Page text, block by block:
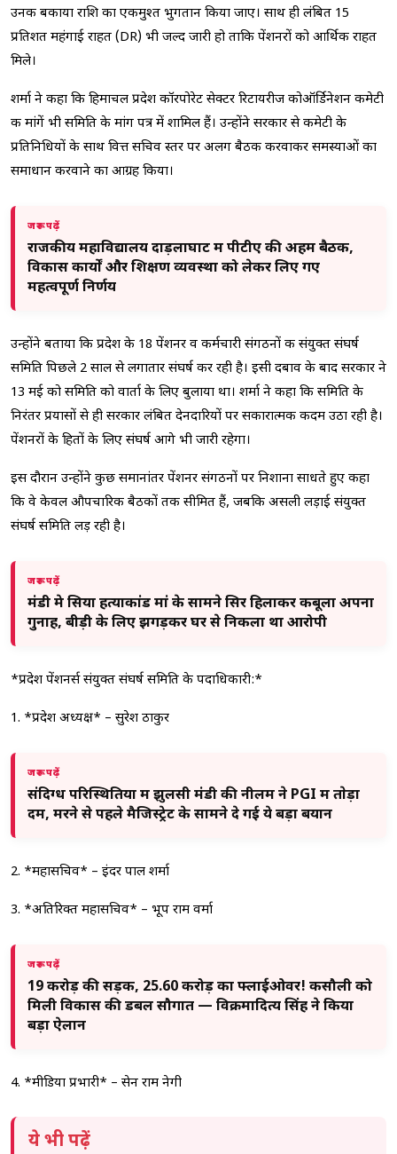
उनकी बकाया राशि का एकमुश्त भुगतान किया जाए। साथ ही लंबित 15
प्रतिशत महंगाई राहत (DR) भी जल्द जारी हो ताकि पेंशनरों को आर्थिक राहत
मिले।
शर्मा ने कहा कि हिमाचल प्रदेश कॉरपोरेट सेक्टर रिटायरीज कोऑर्डिनेशन कमेटी
की मांगें भी समिति के मांग पत्र में शामिल हैं। उन्होंने सरकार से कमेटी के
प्रतिनिधियों के साथ वित्त सचिव स्तर पर अलग बैठक करवाकर समस्याओं का
समाधान करवाने का आग्रह किया।
जरूर पढ़ें
राजकीय महाविद्यालय दाड़लाघाट में पीटीए की अहम बैठक,
विकास कार्यों और शिक्षण व्यवस्था को लेकर लिए गए
महत्वपूर्ण निर्णय
उन्होंने बताया कि प्रदेश के 18 पेंशनर व कर्मचारी संगठनों की संयुक्त संघर्ष
समिति पिछले 2 साल से लगातार संघर्ष कर रही है। इसी दबाव के बाद सरकार ने
13 मई को समिति को वार्ता के लिए बुलाया था। शर्मा ने कहा कि समिति के
निरंतर प्रयासों से ही सरकार लंबित देनदारियों पर सकारात्मक कदम उठा रही है।
पेंशनरों के हितों के लिए संघर्ष आगे भी जारी रहेगा।
इस दौरान उन्होंने कुछ समानांतर पेंशनर संगठनों पर निशाना साधते हुए कहा
कि वे केवल औपचारिक बैठकों तक सीमित हैं, जबकि असली लड़ाई संयुक्त
संघर्ष समिति लड़ रही है।
जरूर पढ़ें
मंडी मे सिया हत्याकांड मां के सामने सिर हिलाकर कबूला अपना
गुनाह, बीड़ी के लिए झगड़कर घर से निकला था आरोपी
*प्रदेश पेंशनर्स संयुक्त संघर्ष समिति के पदाधिकारी:*
1. *प्रदेश अध्यक्ष* – सुरेश ठाकुर
जरूर पढ़ें
संदिग्ध परिस्थितियों में झुलसी मंडी की नीलम ने PGI में ताेड़ा
दम, मरने से पहले मैजिस्ट्रेट के सामने दे गई ये बड़ा बयान
2. *महासचिव* – इंदर पाल शर्मा
3. *अतिरिक्त महासचिव* – भूप राम वर्मा
जरूर पढ़ें
19 करोड़ की सड़क, 25.60 करोड़ का फ्लाईओवर! कसौली को
मिली विकास की डबल सौगात — विक्रमादित्य सिंह ने किया
बड़ा ऐलान
4. *मीडिया प्रभारी* – सेन राम नेगी
ये भी पढ़ें